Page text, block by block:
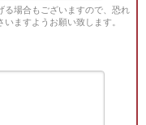
る場合もございますので、恐れ
ますようお願い致します。